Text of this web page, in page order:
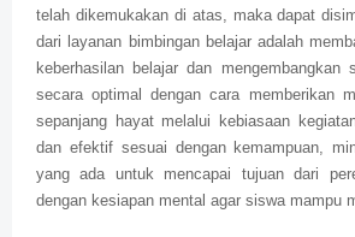
telah dikemukakan di atas, maka dapat
dari layanan bimbingan belajar adalah
keberhasilan belajar dan mengembangkan
secara optimal dengan cara memberikan
sepanjang hayat melalui kebiasaan
dan efektif sesuai dengan kemampuan,
yang ada untuk mencapai tujuan dari
dengan kesiapan mental agar siswa mampu